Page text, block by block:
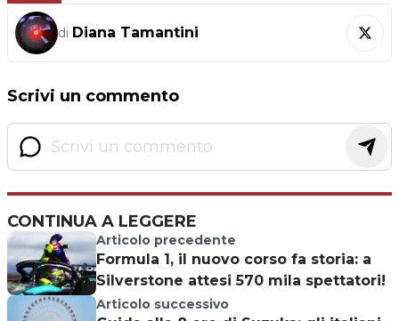
di Diana Tamantini
Scrivi un commento
CONTINUA A LEGGERE
Articolo precedente
Formula 1, il nuovo corso fa storia: a
Silverstone attesi 570 mila spettatori!
Articolo successivo